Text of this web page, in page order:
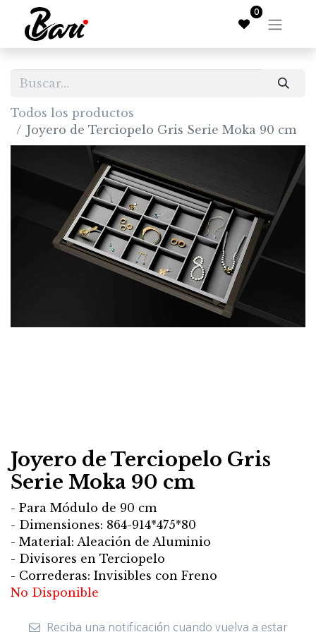
0
Todos los productos
Joyero de Terciopelo Gris Serie Moka 90 cm
Joyero de Terciopelo Gris
Serie Moka 90 cm
- Para Módulo de 90 cm
- Dimensiones: 864-914*475*80
- Material: Aleación de Aluminio
- Divisores en Terciopelo
- Correderas: Invisibles con Freno
No Disponible
Reciba una notificación cuando vuelva a estar